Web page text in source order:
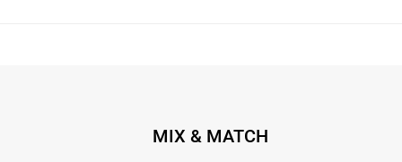
MIX & MATCH